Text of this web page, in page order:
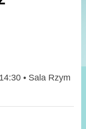
• Sala Rzym